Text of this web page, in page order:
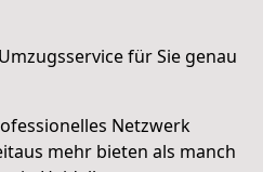
für Sie genau
Netzwerk
mehr bieten als manch